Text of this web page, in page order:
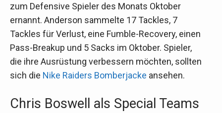
zum Defensive Spieler des Monats Oktober
ernannt. Anderson sammelte 17 Tackles, 7
Tackles für Verlust, eine Fumble-Recovery, einen
Pass-Breakup und 5 Sacks im Oktober. Spieler,
die ihre Ausrüstung verbessern möchten, sollten
sich die Nike Raiders Bomberjacke ansehen.
Chris Boswell als Special Teams